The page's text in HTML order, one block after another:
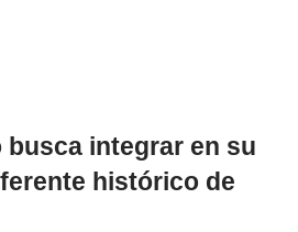
busca integrar en su
histórico de